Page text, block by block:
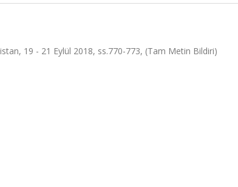
19 - 21 Eylül 2018, ss.770-773, (Tam Metin Bildiri)